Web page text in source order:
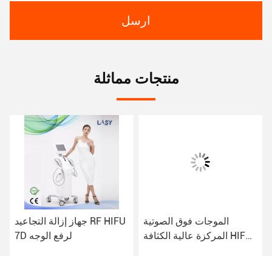
ارسل
منتجات مماثلة
جهاز إزالة التجاعيد RF HIFU
7D لرفع الوجه
الموجات فوق الصوتية
المركزة عالية الكثافة HIFU